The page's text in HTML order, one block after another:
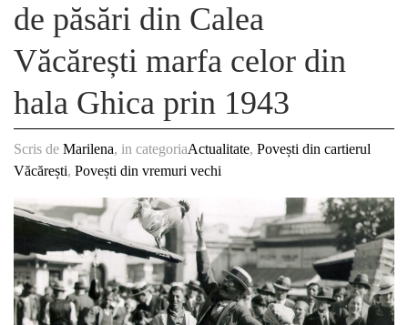
de păsări din Calea
Văcărești marfa celor din
hala Ghica prin 1943
Scris de Marilena, in categoriaActualitate, Povești din cartierul
Văcărești, Povești din vremuri vechi